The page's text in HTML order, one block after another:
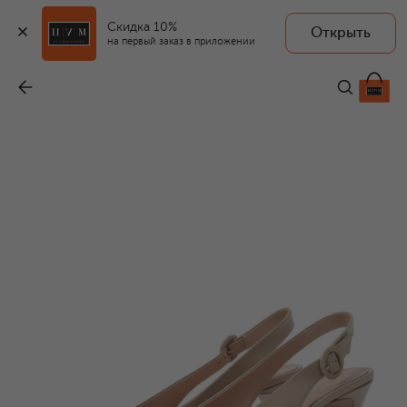
Скидка 10%
на первый заказ в приложении
Открыть
73 150 ₽